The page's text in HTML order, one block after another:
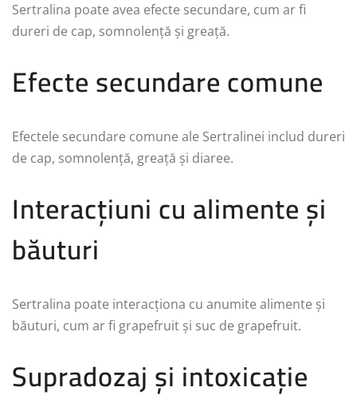
Sertralina poate avea efecte secundare, cum ar fi
dureri de cap, somnolență și greață.
Efecte secundare comune
Efectele secundare comune ale Sertralinei includ dureri
de cap, somnolență, greață și diaree.
Interacțiuni cu alimente și
băuturi
Sertralina poate interacționa cu anumite alimente și
băuturi, cum ar fi grapefruit și suc de grapefruit.
Supradozaj și intoxicație